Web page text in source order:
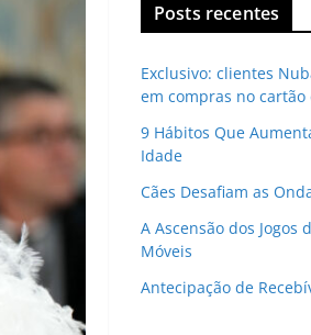
Posts recentes
Exclusivo: clientes
em compras no
9 Hábitos Que
Idade
Cães Desafiam as
A Ascensão dos Jogos
Móveis
Antecipação de